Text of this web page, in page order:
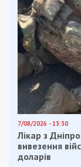
За
запобіжний
з
застави.
Нагадаємо,
командир